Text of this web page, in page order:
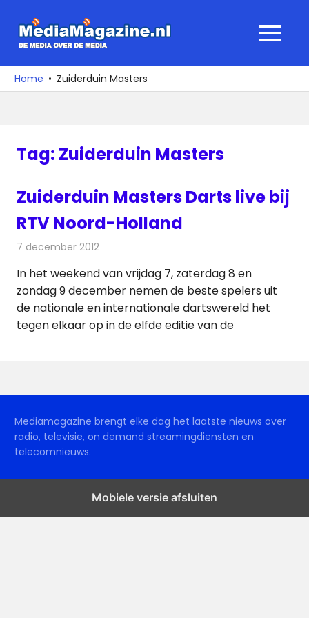
naar
media
over
MENU
Home Zuiderduin Masters
Tag: Zuiderduin Masters
Zuiderduin Masters Darts live bij
RTV Noord-Holland
7 december 2012
In het weekend van vrijdag 7, zaterdag 8 en
zondag 9 december nemen de beste spelers uit
de nationale en internationale dartswereld het
tegen elkaar op in de elfde editie van de
Mediamagazine brengt elke dag het laatste nieuws over
radio, televisie, on demand streamingdiensten en
telecomnieuws.
Mobiele versie afsluiten